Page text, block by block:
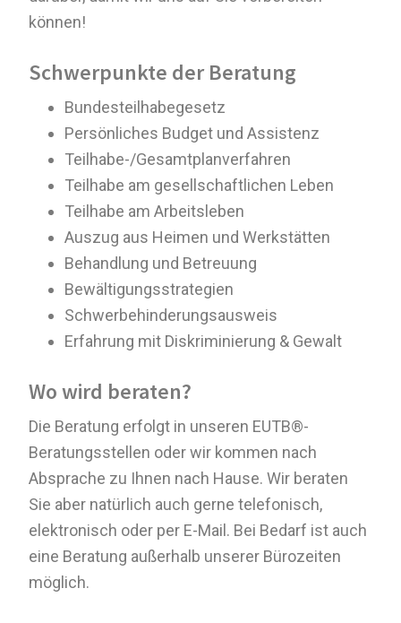
können!
Schwerpunkte der Beratung
Bundesteilhabegesetz
Persönliches Budget und Assistenz
Teilhabe-/Gesamtplanverfahren
Teilhabe am gesellschaftlichen Leben
Teilhabe am Arbeitsleben
Auszug aus Heimen und Werkstätten
Behandlung und Betreuung
Bewältigungsstrategien
Schwerbehinderungsausweis
Erfahrung mit Diskriminierung & Gewalt
Wo wird beraten?
Die Beratung erfolgt in unseren EUTB®-
Beratungsstellen oder wir kommen nach
Absprache zu Ihnen nach Hause. Wir beraten
Sie aber natürlich auch gerne telefonisch,
elektronisch oder per E-Mail. Bei Bedarf ist auch
eine Beratung außerhalb unserer Bürozeiten
möglich.